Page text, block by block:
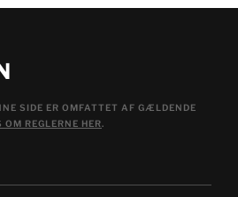
SIDE ER OMFATTET AF GÆLDENDE
REGLERNE HER.